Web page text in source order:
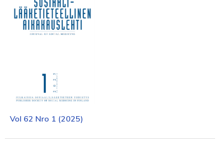
Vol 62 Nro 1 (2025)